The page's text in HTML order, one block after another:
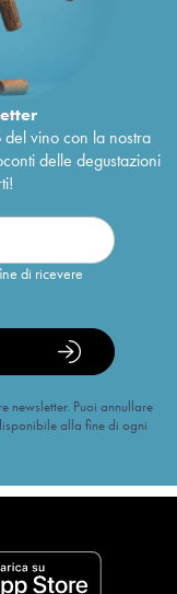
vino con la nostra
delle degustazioni
di ricevere
newsletter. Puoi annullare
alla fine di ogni